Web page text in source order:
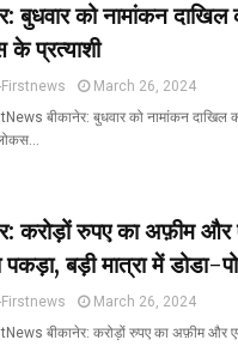
बुधवार को नामांकन
के प्रत्याशी
Firstnews
March 26, 2024
बीकानेर: बुधवार को नामांकन दाखिल
करोड़ों रुपए का अफ़ीम और
बड़ी मात्रा में डोडा-
Firstnews
March 26, 2024
बीकानेर: करोड़ों रुपए का अफ़ीम और